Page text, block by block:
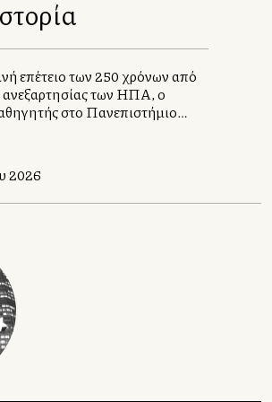
επέτειο των 250 χρόνων από
των ΗΠΑ, ο
στο Πανεπιστήμιο
βέβαια, από αρχιτέκτονες
την ιστορία των Ηνωμένων
2026